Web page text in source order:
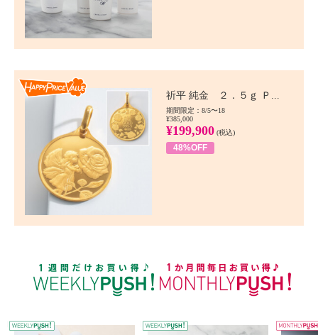
祈平 純金 ２．５ｇ Ｐ...
期間限定：8/5〜18
¥385,000
¥199,900 (税込)
48%OFF
WEEKLY PUSH